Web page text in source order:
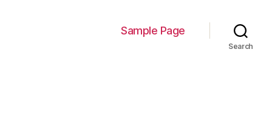
Sample Page
Search